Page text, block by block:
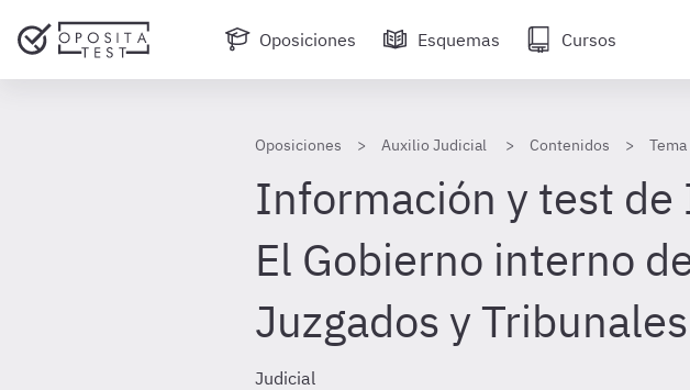
Oposiciones Esquemas Cursos
Oposiciones Auxilio Judicial Contenidos
Información y test
El Gobierno interno
Juzgados y Tribunales
Judicial